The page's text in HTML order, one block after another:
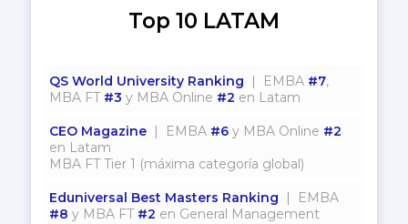
Top 10 LATAM
QS World University Ranking | EMBA #7,
MBA FT #3 y MBA Online #2 en Latam
CEO Magazine | EMBA #6y MBA Online #2
en Latam
MBA FT Tier 1 (máxima categoría global)
Eduniversal Best Masters Ranking
| EMBA
#8 y MBA FT #2 en General Management